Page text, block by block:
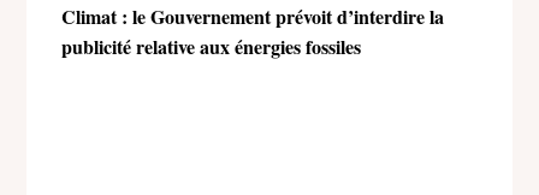
Climat : le Gouvernement prévoit d’interdire la
publicité relative aux énergies fossiles